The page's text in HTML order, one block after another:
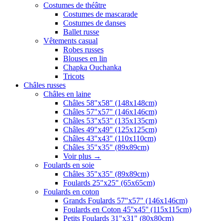
Costumes de théâtre
Costumes de mascarade
Costumes de danses
Ballet russe
Vêtements casual
Robes russes
Blouses en lin
Chapka Ouchanka
Tricots
Châles russes
Châles en laine
Châles 58"x58" (148x148cm)
Châles 57"x57" (146x146cm)
Châles 53"x53" (135x135cm)
Châles 49"x49" (125x125cm)
Châles 43"x43" (110x110cm)
Châles 35"x35" (89x89cm)
Voir plus →
Foulards en soie
Châles 35"x35" (89x89cm)
Foulards 25"x25" (65x65cm)
Foulards en coton
Grands Foulards 57"x57" (146x146cm)
Foulards en Coton 45''x45'' (115x115cm)
Petits Foulards 31"x31" (80x80cm)